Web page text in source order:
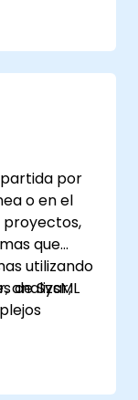
y la
se explican
o
por
o en el
proyectos,
que
utilizando
de SysML
analizar,